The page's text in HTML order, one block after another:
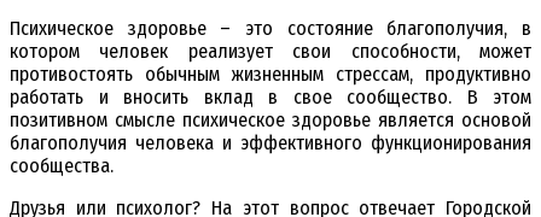
Психическое здоровье – это состояние благополучия, в
котором человек реализует свои способности, может
противостоять обычным жизненным стрессам, продуктивно
работать и вносить вклад в свое сообщество. В этом
позитивном смысле психическое здоровье является основой
благополучия человека и эффективного функционирования
сообщества.
Друзья или психолог? На этот вопрос отвечает Городской